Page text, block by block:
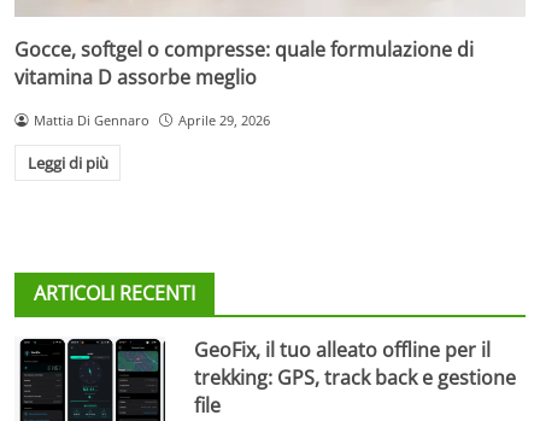
Gocce, softgel o compresse: quale formulazione di
vitamina D assorbe meglio
Mattia Di Gennaro Aprile 29, 2026
Leggi di più
ARTICOLI RECENTI
GeoFix, il tuo alleato offline per il
trekking: GPS, track back e gestione
file